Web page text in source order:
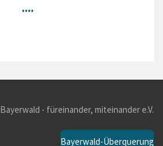
....
Bayerwald - füreinander, miteinander e.V.
Bayerwald-Überquerung